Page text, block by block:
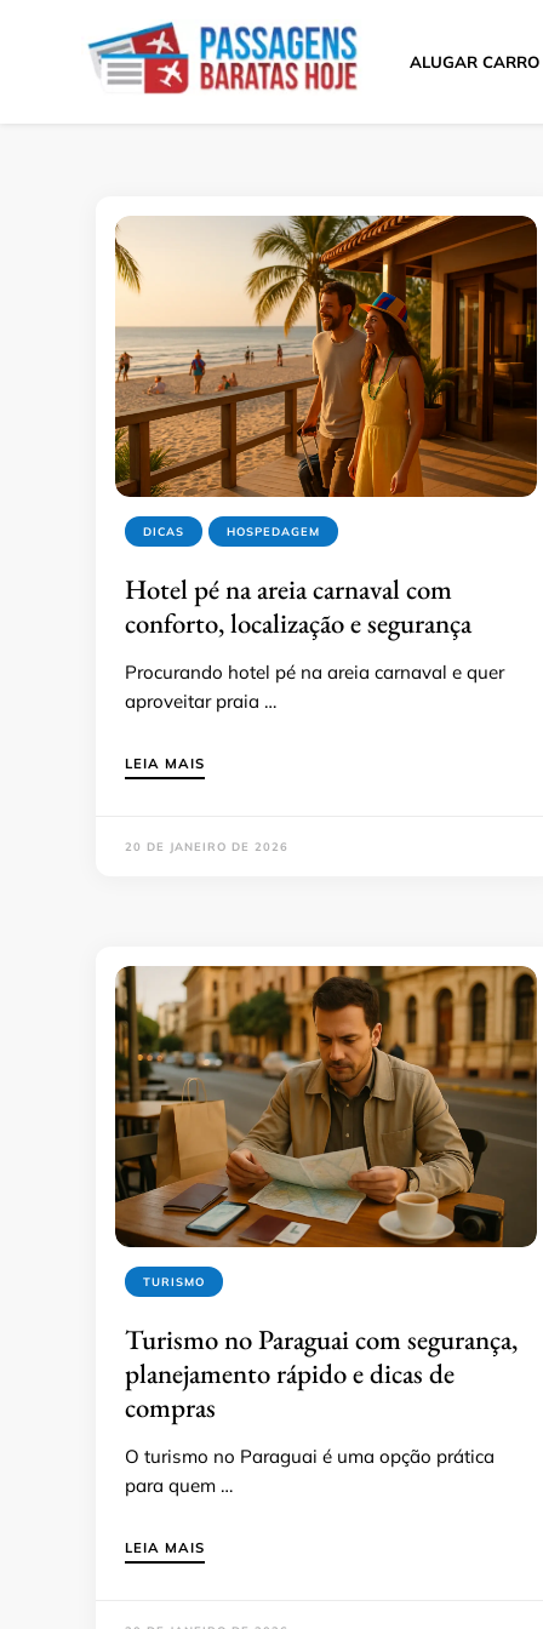
ALUGAR CARRO
DICAS HOSPEDAGEM
Hotel pé na areia carnaval com
conforto, localização e segurança
Procurando hotel pé na areia carnaval e quer
aproveitar praia …
LEIA MAIS
20 DE JANEIRO DE 2026
TURISMO
Turismo no Paraguai com segurança,
planejamento rápido e dicas de
compras
O turismo no Paraguai é uma opção prática
para quem …
LEIA MAIS